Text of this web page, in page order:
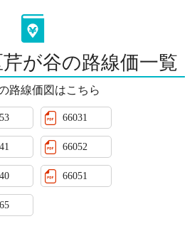
が谷の路線価一覧
路線価図はこちら
66031
66052
66051